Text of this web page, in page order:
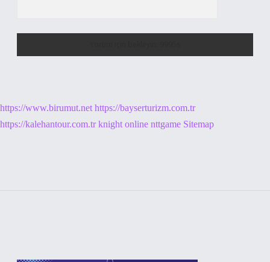
https://www.birumut.net https://bayserturizm.com.tr
https://kalehantour.com.tr knight online nttgame Sitemap